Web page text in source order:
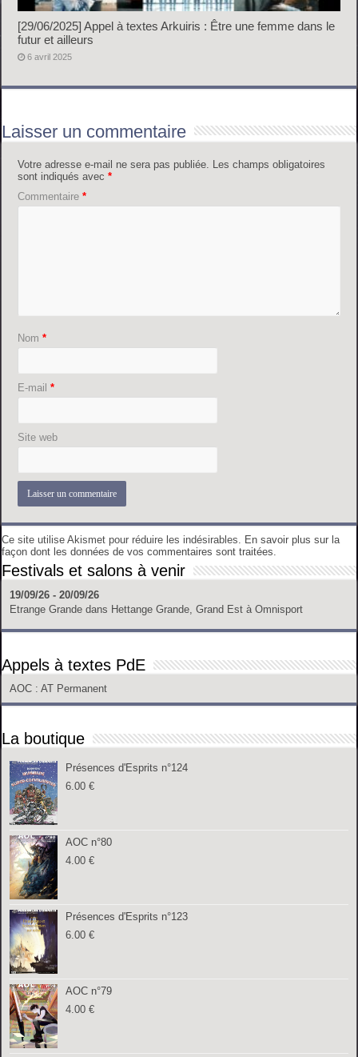
[29/06/2025] Appel à textes Arkuiris : Être une femme dans le
futur et ailleurs
6 avril 2025
Laisser un commentaire
Votre adresse e-mail ne sera pas publiée.
Les champs obligatoires
sont indiqués avec*
Commentaire*
Nom*
E-mail*
Site web
Ce site utilise Akismet pour réduire les indésirables.
En savoir plus sur la
façon dont les données de vos commentaires sont traitées
Festivals et salons à venir
19/09/26 - 20/09/26
Etrange Grande dans Hettange Grande, Grand Est à Omnisport
Appels à textes PdE
AOC : AT Permanent
La boutique
Présences d'Esprits n°124
6.00€
AOC n°80
4.00€
Présences d'Esprits n°123
6.00€
AOC n°79
4.00€